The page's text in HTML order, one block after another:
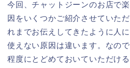
今回、チャットジーンのお店で
因をいくつかご紹介させていた
れまでお伝えしてきたように人
使えない原因は違います。なの
程度にとどめておいていただける